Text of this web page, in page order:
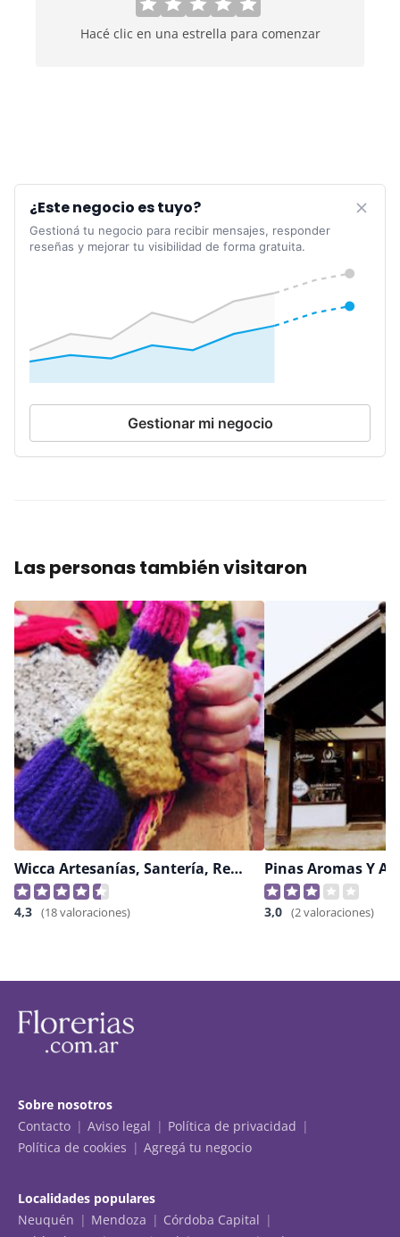
Hacé clic en una estrella para comenzar
¿Este negocio es tuyo?
Gestioná tu negocio para recibir mensajes, responder
reseñas y mejorar tu visibilidad de forma gratuita.
Gestionar mi negocio
Las personas también visitaron
Wicca Artesanías, Santería, Regalería
4,3 (18 valoraciones)
Pinas Aromas Y
3,0 (2 valoraciones)
Sobre nosotros
Contacto
Aviso legal
Política de privacidad
Política de cookies
Agregá tu negocio
Localidades populares
Neuquén
Mendoza
Córdoba Capital